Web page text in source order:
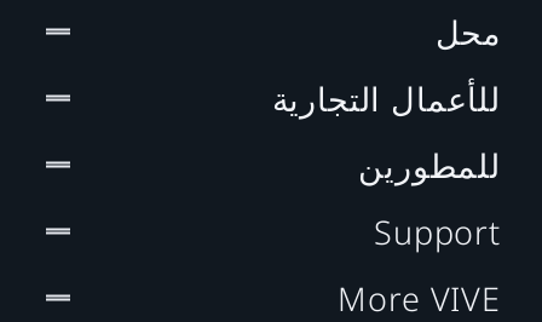
محل
للأعمال التجارية
للمطورين
Support
More VIVE